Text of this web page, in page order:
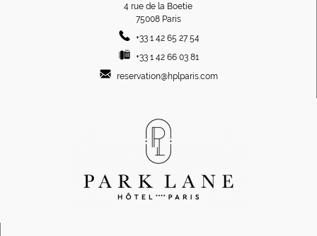
4 rue de la Boetie
75008 Paris
+33 1 42 65 27 54
+33 1 42 66 03 81
reservation@hplparis.com